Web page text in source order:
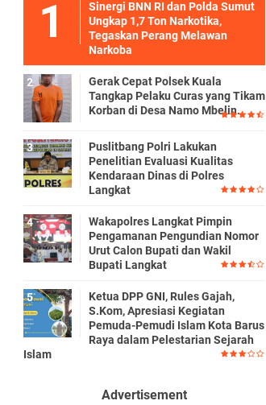
Sinergi BNN RI dan Polda Sumut
Ungkap 1,7 Ton Narkotika,
Tegaskan Perang Melawan
Narkoba
Gerak Cepat Polsek Kuala
Tangkap Pelaku Curas yang Tikam
Korban di Desa Namo Mbelin.
Puslitbang Polri Lakukan
Penelitian Evaluasi Kualitas
Kendaraan Dinas di Polres
Langkat
Wakapolres Langkat Pimpin
Pengamanan Pengundian Nomor
Urut Calon Bupati dan Wakil
Bupati Langkat
Ketua DPP GNI, Rules Gajah,
S.Kom, Apresiasi Kegiatan
Pemuda-Pemudi Islam Kota Barus
Raya dalam Pelestarian Sejarah
Islam
Advertisement